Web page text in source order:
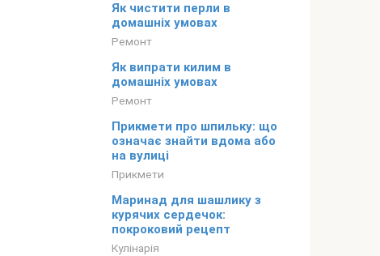
Як чистити перли в
домашніх умовах
Ремонт
Як випрати килим в
домашніх умовах
Ремонт
Прикмети про шпильку: що
означає знайти вдома або
на вулиці
Прикмети
Маринад для шашлику з
курячих сердечок:
покроковий рецепт
Кулінарія